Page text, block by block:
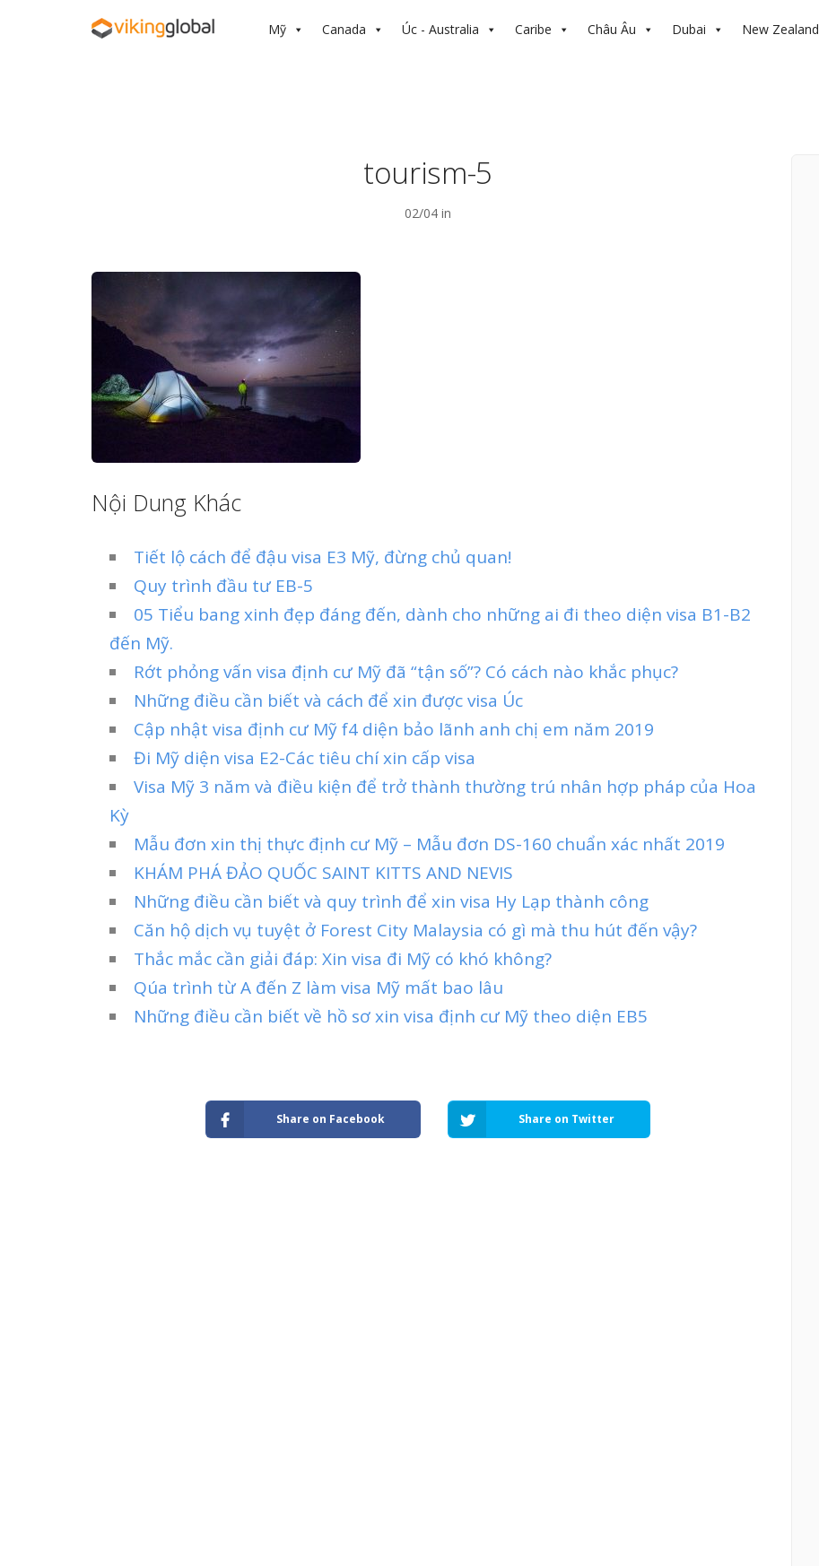
Mỹ Canada Úc - Australia Caribe Châu Âu Dubai New Zealand
tourism-5
02/04 in
Nội Dung Khác
Tiết lộ cách để đậu visa E3 Mỹ, đừng chủ quan!
Quy trình đầu tư EB-5
05 Tiểu bang xinh đẹp đáng đến, dành cho những ai đi theo diện visa B1-B2
đến Mỹ.
Rớt phỏng vấn visa định cư Mỹ đã “tận số”? Có cách nào khắc phục?
Những điều cần biết và cách để xin được visa Úc
Cập nhật visa định cư Mỹ f4 diện bảo lãnh anh chị em năm 2019
Đi Mỹ diện visa E2-Các tiêu chí xin cấp visa
Visa Mỹ 3 năm và điều kiện để trở thành thường trú nhân hợp pháp của Hoa
Kỳ
Mẫu đơn xin thị thực định cư Mỹ – Mẫu đơn DS-160 chuẩn xác nhất 2019
KHÁM PHÁ ĐẢO QUỐC SAINT KITTS AND NEVIS
Những điều cần biết và quy trình để xin visa Hy Lạp thành công
Căn hộ dịch vụ tuyệt ở Forest City Malaysia có gì mà thu hút đến vậy?
Thắc mắc cần giải đáp: Xin visa đi Mỹ có khó không?
Qúa trình từ A đến Z làm visa Mỹ mất bao lâu
Những điều cần biết về hồ sơ xin visa định cư Mỹ theo diện EB5
Share on Facebook Share on Twitter